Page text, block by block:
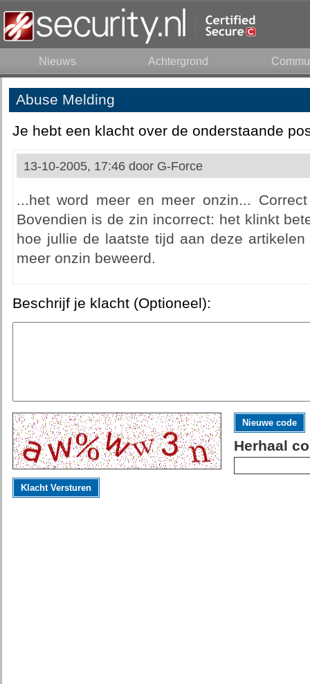
Nieuws Achtergrond
Abuse Melding
Je hebt een klacht over de onderstaande
13-10-2005, 17:46 door G-Force
...het word meer en meer onzin...
Bovendien is de zin incorrect: het klinkt
hoe jullie de laatste tijd aan deze
meer onzin beweerd.
Beschrijf je klacht (Optioneel):
Nieuwe code
Herhaal
Klacht Versturen